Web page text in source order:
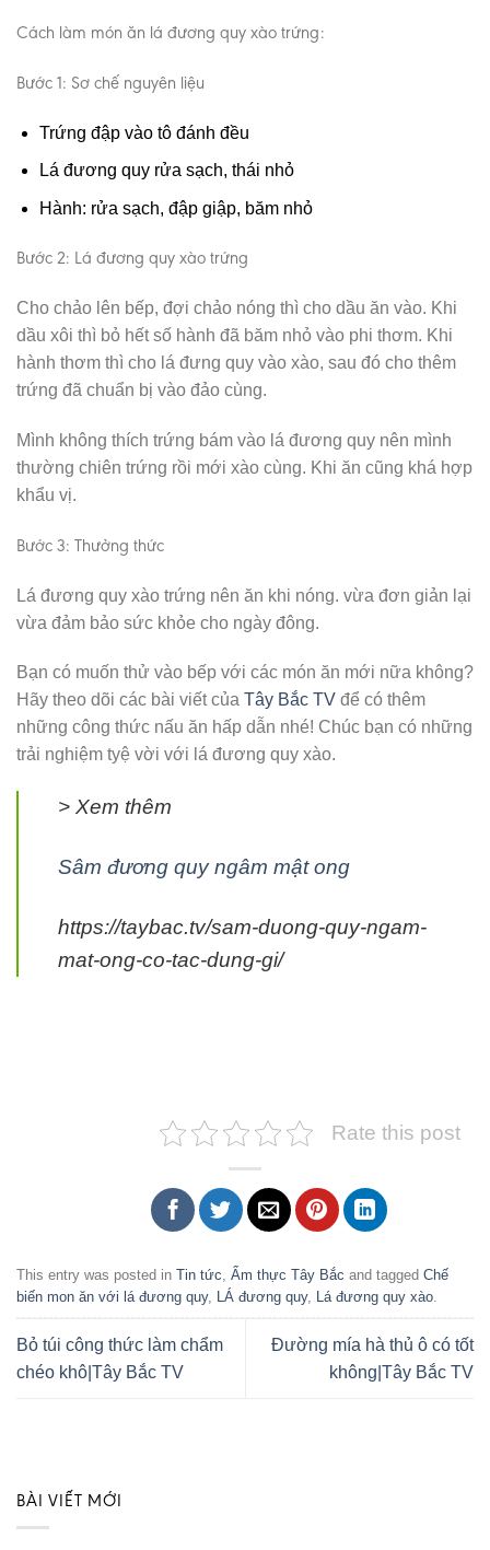
Cách làm món ăn lá đương quy xào trứng:
Bước 1: Sơ chế nguyên liệu
Trứng đập vào tô đánh đều
Lá đương quy rửa sạch, thái nhỏ
Hành: rửa sạch, đập giập, băm nhỏ
Bước 2: Lá đương quy xào trứng
Cho chảo lên bếp, đợi chảo nóng thì cho dầu ăn vào. Khi
dầu xôi thì bỏ hết số hành đã băm nhỏ vào phi thơm. Khi
hành thơm thì cho lá đưng quy vào xào, sau đó cho thêm
trứng đã chuẩn bị vào đảo cùng.
Mình không thích trứng bám vào lá đương quy nên mình
thường chiên trứng rồi mới xào cùng. Khi ăn cũng khá hợp
khẩu vị.
Bước 3: Thưởng thức
Lá đương quy xào trứng nên ăn khi nóng. vừa đơn giản lại
vừa đảm bảo sức khỏe cho ngày đông.
Bạn có muốn thử vào bếp với các món ăn mới nữa không?
Hãy theo dõi các bài viết của Tây Bắc TV để có thêm
những công thức nấu ăn hấp dẫn nhé! Chúc bạn có những
trải nghiệm tyệ vời với lá đương quy xào.
> Xem thêm
Sâm đương quy ngâm mật ong
https://taybac.tv/sam-duong-quy-ngam-
mat-ong-co-tac-dung-gi/
Rate this post
This entry was posted in Tin tức, Ẩm thực Tây Bắc and tagged Chế
biến mon ăn với lá đương quy, LÁ đương quy, Lá đương quy xào.
Bỏ túi công thức làm chẩm
chéo khô|Tây Bắc TV
Đường mía hà thủ ô có tốt
không|Tây Bắc TV
BÀI VIẾT MỚI